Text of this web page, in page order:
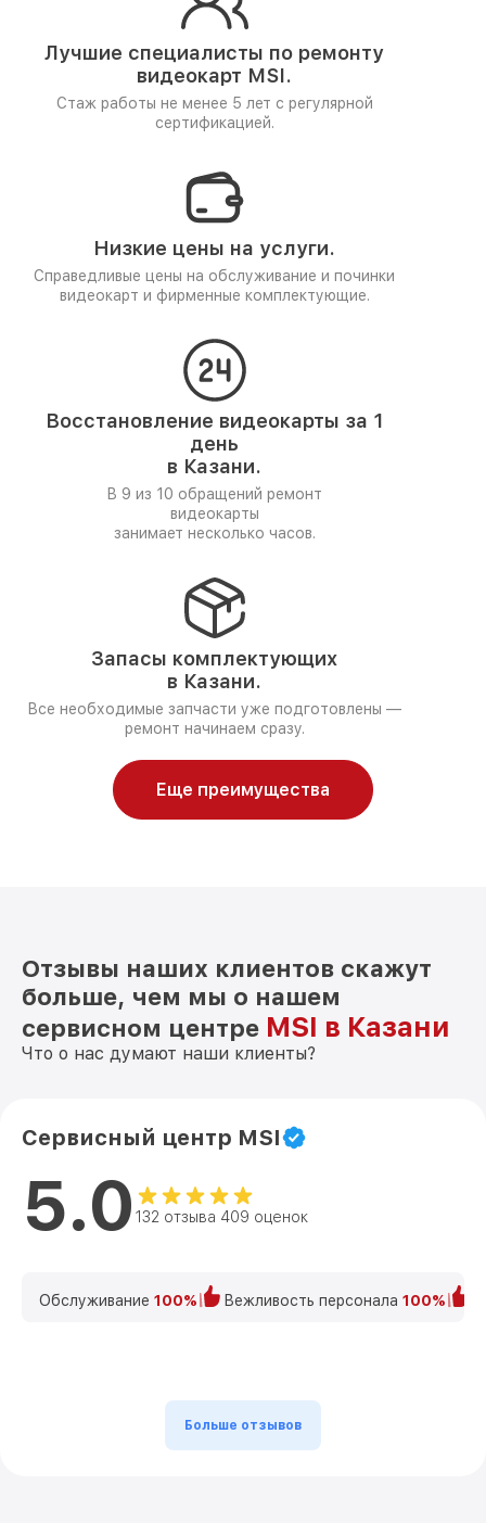
Лучшие специалисты по ремонту
видеокарт MSI.
Стаж работы не менее 5 лет с регулярной
сертификацией.
Низкие цены на услуги.
Справедливые цены на обслуживание и починки
видеокарт и фирменные комплектующие.
Восстановление видеокарты за 1
день
в Казани.
В 9 из 10 обращений ремонт
видеокарты
занимает несколько часов.
Запасы комплектующих
в Казани.
Все необходимые запчасти уже подготовлены —
ремонт начинаем сразу.
Еще преимущества
Отзывы наших клиентов скажут
больше, чем мы о нашем
сервисном центре MSI в Казани
Что о нас думают наши клиенты?
Сервисный центр MSI
5.0 132 отзыва 409 оценок
Обслуживание 100% Вежливость персонала 100%
Больше отзывов